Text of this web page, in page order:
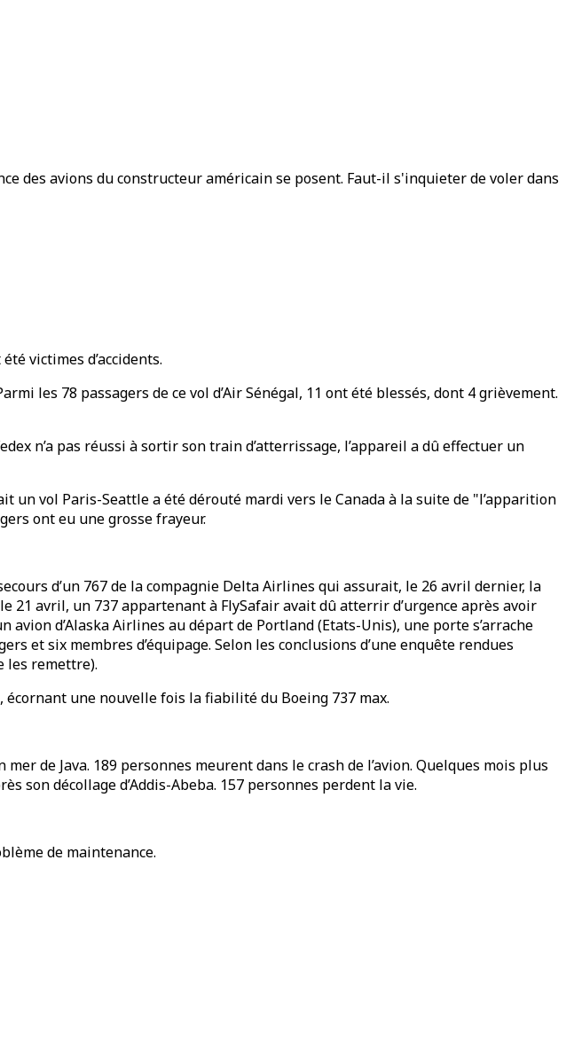
des avions du constructeur américain se posent. Faut-il s'inquieter de voler dans
victimes d’accidents.
les 78 passagers de ce vol d’Air Sénégal, 11 ont été blessés, dont 4 grièvement.
n’a pas réussi à sortir son train d’atterrissage, l’appareil a dû effectuer un
un vol Paris-Seattle a été dérouté mardi vers le Canada à la suite de "l’apparition
ont eu une grosse frayeur.
d’un 767 de la compagnie Delta Airlines qui assurait, le 26 avril dernier, la
21 avril, un 737 appartenant à FlySafair avait dû atterrir d’urgence après avoir
d’Alaska Airlines au départ de Portland (Etats-Unis), une porte s’arrache
et six membres d’équipage. Selon les conclusions d’une enquête rendues
les remettre).
une nouvelle fois la fiabilité du Boeing 737 max.
de Java. 189 personnes meurent dans le crash de l’avion. Quelques mois plus
son décollage d’Addis-Abeba. 157 personnes perdent la vie.
de maintenance.